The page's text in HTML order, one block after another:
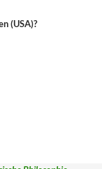
(USA)?